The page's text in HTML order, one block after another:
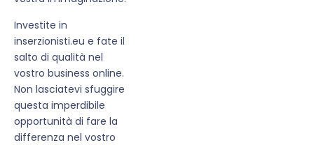
Investite in
inserzionisti.eu e fate il
salto di qualità nel
vostro business online.
Non lasciatevi sfuggire
questa imperdibile
opportunità di fare la
differenza nel vostro